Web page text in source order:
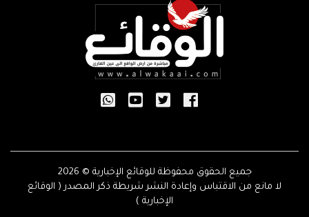
جميع الحقوق محفوظة للوقائع الإخبارية © 2026
لا مانع من الاقتباس وإعادة النشر شريطة ذكر المصدر ( الوقائع
الإخبارية )